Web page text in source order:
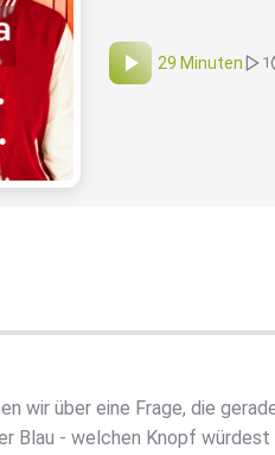
29 Minuten 1
wir über eine Frage, die
Blau - welchen Knopf würdest